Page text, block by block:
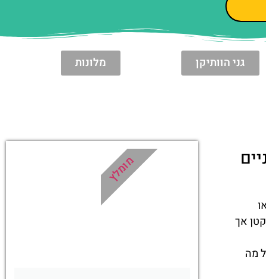
גני הוותיקן מלונות
אך
מה
מומלץ